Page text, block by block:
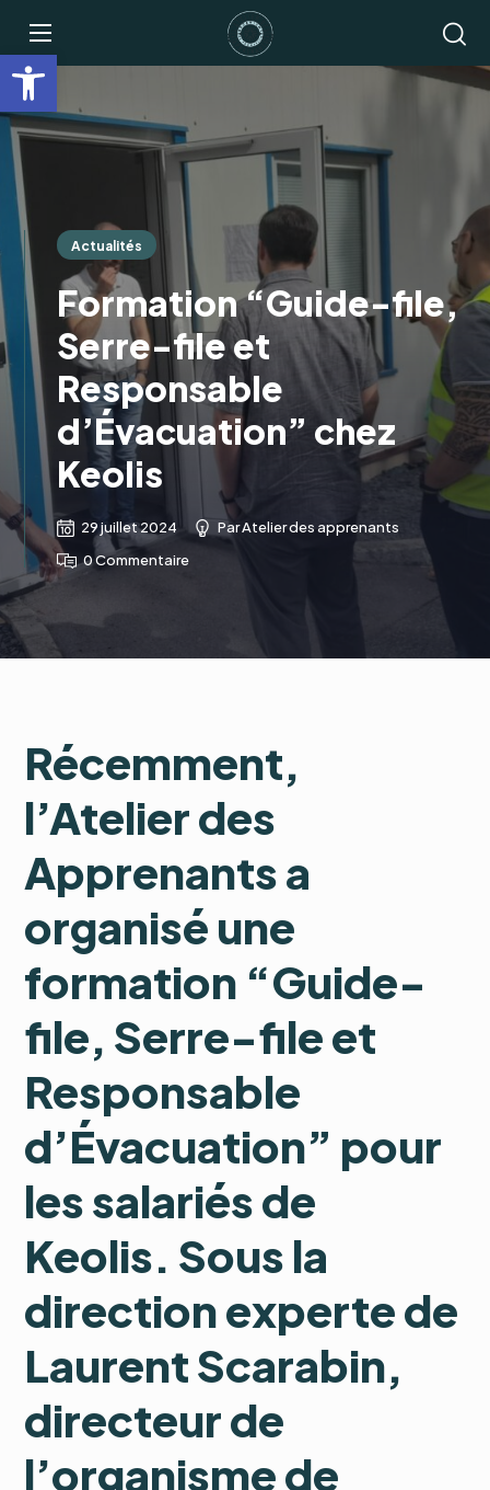
Ouvrir la barre d’outils
Actualités
Formation “Guide-file,
Serre-file et
Responsable
d’Évacuation” chez
Keolis
29 juillet 2024 ParAtelier des apprenants
0 Commentaire
Récemment,
l’Atelier des
Apprenants a
organisé une
formation “Guide-
file, Serre-file et
Responsable
d’Évacuation” pour
les salariés de
Keolis. Sous la
direction experte de
Laurent Scarabin,
directeur de
l’organisme de